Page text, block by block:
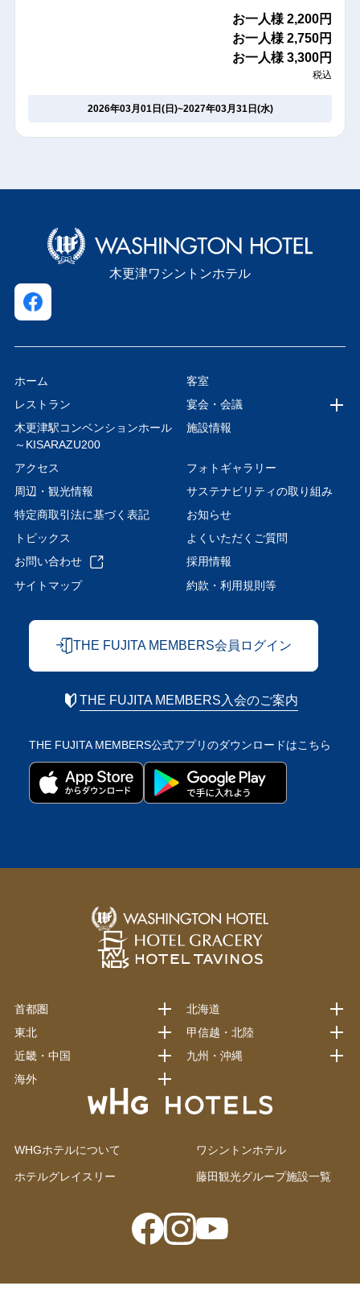
お一人様 2,200円
お一人様 2,750円
お一人様 3,300円
税込
2026年03月01日(日)~2027年03月31日(水)
木更津ワシントンホテル
ホーム
客室
レストラン
宴会・会議
木更津駅コンベンションホール
～KISARAZU200
施設情報
アクセス
フォトギャラリー
周辺・観光情報
サステナビリティの取り組み
特定商取引法に基づく表記
お知らせ
トピックス
よくいただくご質問
お問い合わせ
採用情報
サイトマップ
約款・利用規則等
THE FUJITA MEMBERS会員ログイン
THE FUJITA MEMBERS入会のご案内
THE FUJITA MEMBERS公式アプリのダウンロードはこちら
WHGホテルについて ワシントンホテル
ホテルグレイスリー 藤田観光グループ施設一覧
首都圏
北海道
東北
甲信越・北陸
近畿・中国
九州・沖縄
海外